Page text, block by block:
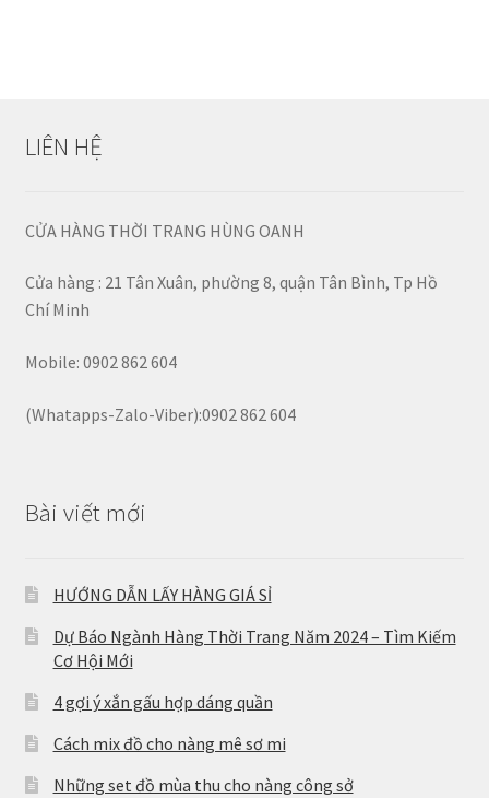
LIÊN HỆ
CỬA HÀNG THỜI TRANG HÙNG OANH
Cửa hàng : 21 Tân Xuân, phường 8, quận Tân Bình, Tp Hồ
Chí Minh
Mobile: 0902 862 604
(Whatapps-Zalo-Viber):0902 862 604
Bài viết mới
HƯỚNG DẪN LẤY HÀNG GIÁ SỈ
Dự Báo Ngành Hàng Thời Trang Năm 2024 – Tìm Kiếm
Cơ Hội Mới
4 gợi ý xắn gấu hợp dáng quần
Cách mix đồ cho nàng mê sơ mi
Những set đồ mùa thu cho nàng công sở